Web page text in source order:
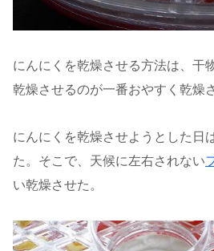
にんにくを乾燥させる方法は、干
乾燥させるのが一番おやすく乾燥
にんにくを乾燥させようとした日
た。そこで、天候に左右されない
い乾燥させた。